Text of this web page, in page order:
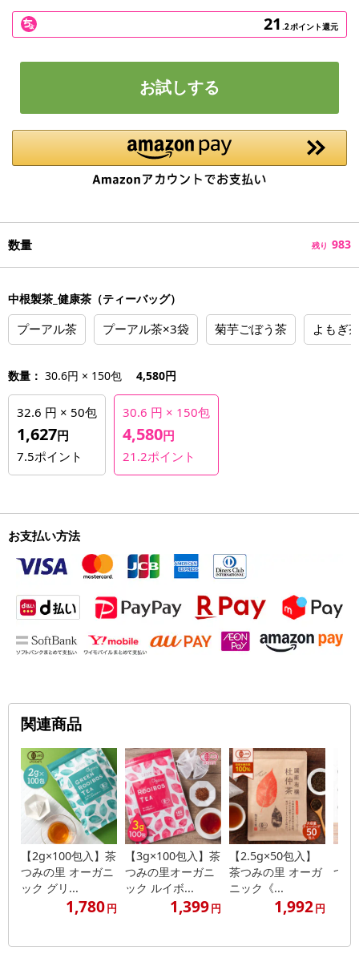
21 .2ポイント還元
お試しする
数量 残り 983
中根製茶_健康茶（ティーバッグ）
プーアル茶 プーアル茶×3袋 菊芋ごぼう茶 よもぎ
数量： 30.6円 × 150包 4,580円
32.6 円 × 50包
1,627円
7.5ポイント
30.6 円 × 150包
4,580円
21.2ポイント
お支払い方法
関連商品
【2g×100包入】茶
つみの里 オーガニ
ック グリ...
1,780円
【3g×100包入】茶
つみの里オーガニ
ック ルイボ...
1,399円
【2.5g×50包入】
茶つみの里 オーガ
ニック《...
1,992円
つみ